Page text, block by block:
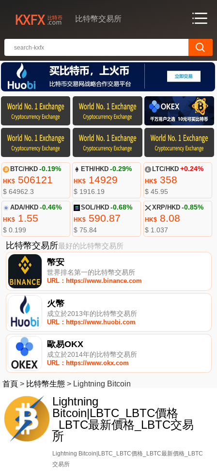
比特幣交易所
BTC/HKD -0.19%
HK$506121
$ 64962.3
ETH/HKD -0.27%
HK$ 14933
$ 1916.72
LTC/HKD +0.33%
HK$358.31
$ 45.99
ADA/HKD -0.46%
HK$1.55
$ 0.199
SOL/HKD -0.68%
HK$ 590.87
$ 75.84
XRP/HKD -0.85%
HK$8.08
$ 1.037
比特幣交易所最好的比特幣交易所
幣安
世界排名第一的比特幣交易所
URL：https://www.binance.com
火幣
成立於2013年的比特幣交易所
URL：https://www.huobi.com
歐易OKX
成立於2014年的比特幣交易所
URL：https://www.okx.com
首頁 > 比特幣生態 > Lightning Bitcoin
Lightning
Bitcoin|LBTC_LBTC價格
_LBTC最新價格_LBTC交易
所
Lightning Bitcoin|LBTC_LBTC價格_LBTC最新價格_LBTC
交易所